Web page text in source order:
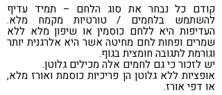
קודם כל נבחר את סוג הלחם – תמיד עדיף
להשתמש בלחמים / טורטיות מקמח מלא.
העדיפות היא ללחם כוסמין או שיפון מלא ללא
שמרים ופחות לחם מחיטה אשר היא אלרגנית יותר
וגורמת לתגובה חומצית בגוף.
יש לזכור כי גם לחמים אלה מכילים גלוטן.
אופציות ללא גלוטן הן פריכיות כוסמת ואורז מלא,
או דפי אורז.